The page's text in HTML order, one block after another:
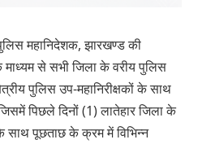
महानिदेशक, झारखण्ड की
माध्यम से सभी जिला के वरीय पुलिस
पुलिस उप-महानिरीक्षकों के साथ
पिछले दिनों (1) लातेहार जिला के
पूछताछ के क्रम में विभिन्न